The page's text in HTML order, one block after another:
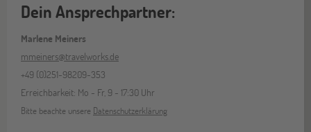
Dein Ansprechpartner:
Marlene Meiners
mmeiners@travelworks.de
+49 (0)251-98209-353
Erreichbarkeit: Mo - Fr, 9 - 17:30 Uhr
Bitte beachte unsere Datenschutzerklärung